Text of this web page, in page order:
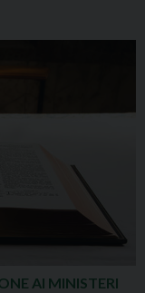
AI MINISTERI